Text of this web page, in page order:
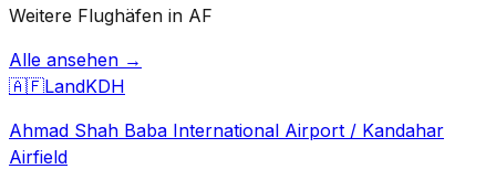
Weitere Flughäfen in AF
Alle ansehen →
🇦🇫LandKDH
Ahmad Shah Baba International Airport / Kandahar
Airfield